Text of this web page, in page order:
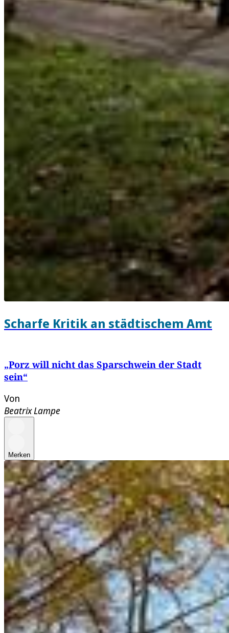
Scharfe Kritik an städtischem Amt
„Porz will nicht das Sparschwein der Stadt
sein“
Von
Beatrix Lampe
Merken